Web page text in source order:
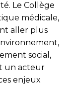
Le Collège
médicale,
aller plus
social,
un acteur
enjeux